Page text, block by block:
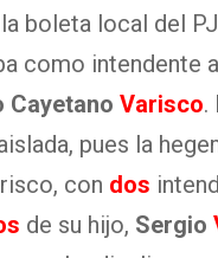
boleta local del
como intendente
Cayetano Varisco.
pues la
con dos
de su hijo, Sergio